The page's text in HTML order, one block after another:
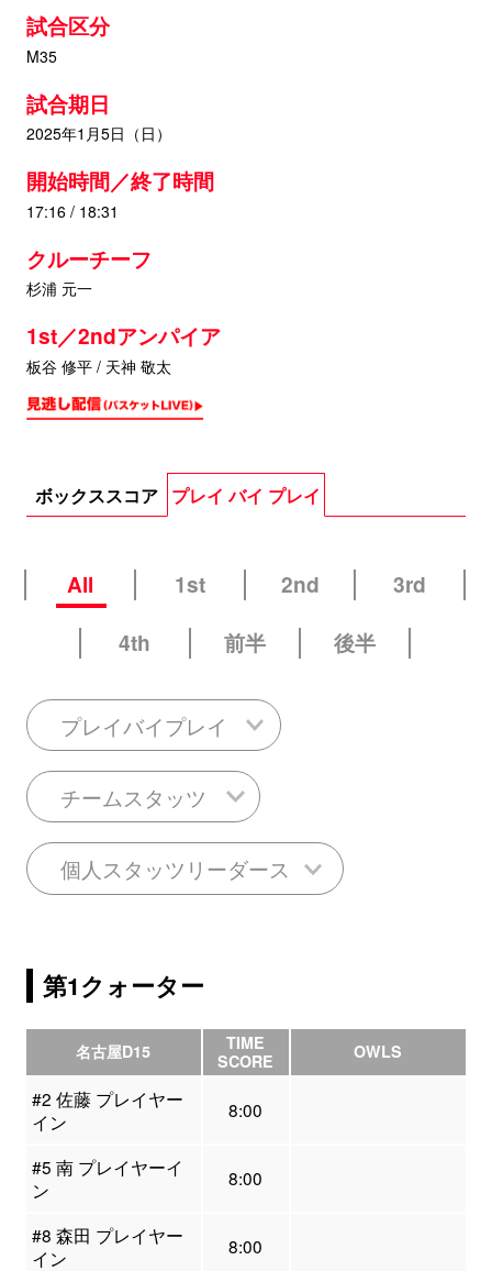
試合区分
M35
試合期日
2025年1月5日（日）
開始時間／終了時間
17:16 / 18:31
クルーチーフ
杉浦 元一
1st／2ndアンパイア
板谷 修平 / 天神 敬太
ボックススコア プレイ バイ プレイ
All 1st 2nd
3rd
4th
前半 後半
プレイバイプレイ
チームスタッツ
個人スタッツリーダース
第1クォーター
名古屋D15
TIME
SCORE
OWLS
#2 佐藤 プレイヤー
イン
8:00
#5 南 プレイヤーイ
ン
8:00
#8 森田 プレイヤー
イン
8:00